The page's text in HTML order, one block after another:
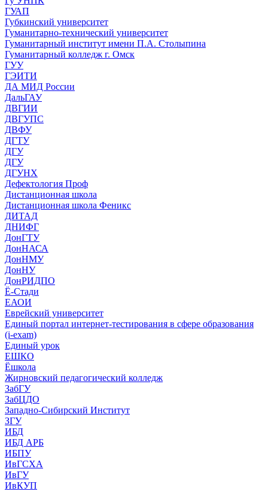
ГУАП
Губкинский университет
Гуманитарно-технический университет
Гуманитарный институт имени П.А. Столыпина
Гуманитарный колледж г. Омск
ГУУ
ГЭИТИ
ДА МИД России
ДальГАУ
ДВГИИ
ДВГУПС
ДВФУ
ДГТУ
ДГУ
ДГУ
ДГУНХ
Дефектология Проф
Дистанционная школа
Дистанционная школа Феникс
ДИТАД
ДНИФГ
ДонГТУ
ДонНАСА
ДонНМУ
ДонНУ
ДонРИДПО
Ё-Стади
ЕАОИ
Еврейский университет
Единый портал интернет-тестирования в сфере образования
(i-exam)
Единый урок
ЕШКО
Ёшкола
Жирновский педагогический колледж
ЗабГУ
ЗабЦДО
Западно-Сибирский Институт
ЗГУ
ИБД
ИБД АРБ
ИБПУ
ИвГСХА
ИвГУ
ИвКУП